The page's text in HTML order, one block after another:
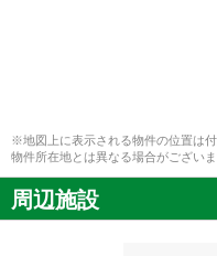
※地図上に表示される物件の位置は
物件所在地とは異なる場合がございま
周辺施設